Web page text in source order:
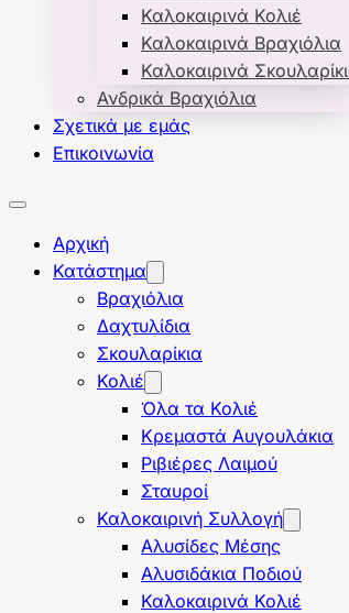
Καλοκαιρινά Κολιέ
Καλοκαιρινά Βραχιόλια
Καλοκαιρινά
Ανδρικά Βραχιόλια
Σχετικά με εμάς
Επικοινωνία
Αρχική
Κατάστημα
Βραχιόλια
Δαχτυλίδια
Σκουλαρίκια
Κολιέ
Όλα τα Κολιέ
Κρεμαστά Αυγουλάκια
Ριβιέρες Λαιμού
Σταυροί
Καλοκαιρινή Συλλογή
Αλυσίδες Μέσης
Αλυσιδάκια Ποδιού
Καλοκαιρινά Κολιέ